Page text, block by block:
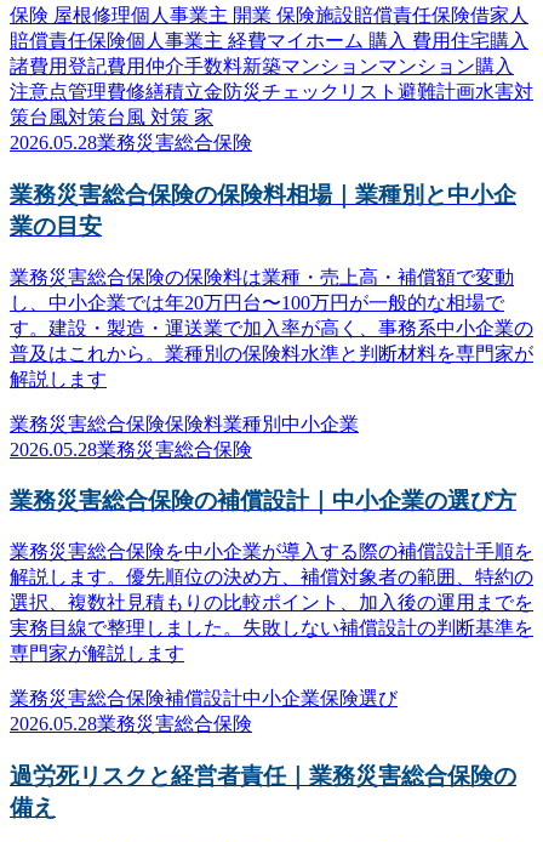
保険 屋根修理個人事業主 開業 保険施設賠償責任保険借家人
賠償責任保険個人事業主 経費マイホーム 購入 費用住宅購入
諸費用登記費用仲介手数料新築マンションマンション購入
注意点管理費修繕積立金防災チェックリスト 避難計画水害対
策台風対策台風 対策 家
2026.05.28業務災害総合保険
業務災害総合保険の保険料相場｜業種別と中小企
業の目安
業務災害総合保険の保険料は業種・売上高・補償額で変動
し、中小企業では年20万円台〜100万円が一般的な相場で
す。建設・製造・運送業で加入率が高く、事務系中小企業の
普及はこれから。業種別の保険料水準と判断材料を専門家が
解説します
業務災害総合保険保険料業種別 中小企業
2026.05.28業務災害総合保険
業務災害総合保険の補償設計｜中小企業の選び方
業務災害総合保険を中小企業が導入する際の補償設計手順を
解説します。優先順位の決め方、補償対象者の範囲、特約の
選択、複数社見積もりの比較ポイント、加入後の運用までを
実務目線で整理しました。失敗しない補償設計の判断基準を
専門家が解説します
業務災害総合保険補償設計中小企業保険選び
2026.05.28業務災害総合保険
過労死リスクと経営者責任｜業務災害総合保険の
備え